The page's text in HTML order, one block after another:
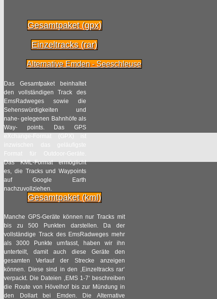
Gesamtpaket (gpx)
Einzeltracks (rar)
Alternative Emden - Seeschleuse
Das Gesamtpaket beinhaltet
den vollständigen Track des
EmsRadweges sowie die
Sehenswürdigkeiten und
nahe- gelegenen Bahnhöfe als
Way- points. Das GPS
eXchange-Format (GPX) ist
inzwischen das geläufigste
Format für Outdoor-Geräte.
Das KML-Format ermöglicht
es, die Tracks und Waypoints
auf Google Earth
nachzuvollziehen.
Gesamtpaket (kml)
Manche GPS-Geräte können nur Tracks mit
bis zu 500 Punkten darstellen. Da der
vollständige Track des EmsRadweges mehr
als 3000 Punkte umfasst, haben wir ihn
unterteilt, damit auch diese Geräte den
gesamten Verlauf der Strecke anzeigen
können. Diese sind in den ‚Einzeltracks rar‘
verpackt. Die Dateien ‚EMS 1-7‘ beschreiben
die Route von Hövelhof bis zur Mündung in
den Dollart bei Emden. Die Alternative